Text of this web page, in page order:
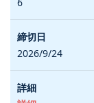
2026/9/24